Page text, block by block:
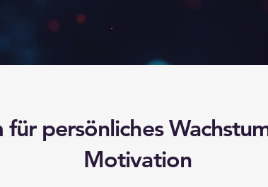
für persönliches
Motivation